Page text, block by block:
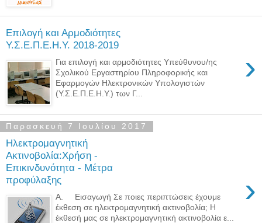
Επιλογή και Αρμοδιότητες
Y.Σ.Ε.Π.Ε.Η.Υ. 2018-2019
›
Για επιλογή και αρμοδιότητες Υπεύθυνου/ης
Σχολικού Εργαστηρίου Πληροφορικής και
Εφαρμογών Ηλεκτρονικών Υπολογιστών
(Y.Σ.Ε.Π.Ε.Η.Υ.) των Γ...
Παρασκευή 7 Ιουλίου 2017
Ηλεκτρομαγνητική
Ακτινοβολία:Χρήση -
Επικινδυνότητα - Μέτρα
προφύλαξης
›
Α. Εισαγωγή Σε ποιες περιπτώσεις έχουμε
έκθεση σε ηλεκτρομαγνητική ακτινοβολία; Η
έκθεσή μας σε ηλεκτρομαγνητική ακτινοβολία ε...